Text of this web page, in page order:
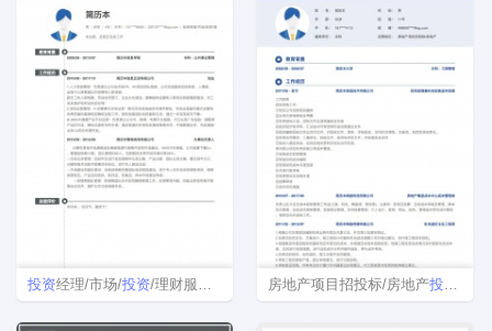
投资经理/市场/投资/理财服务简历模板 房地产项目招投标/房地产投资